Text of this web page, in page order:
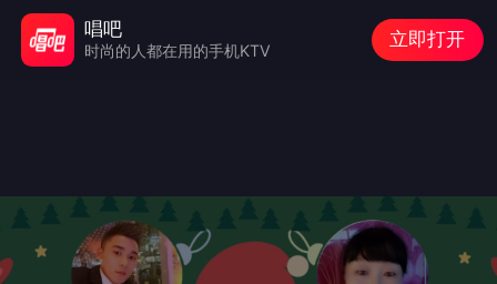
唱吧
时尚的人都在用的手机KTV
立即打开